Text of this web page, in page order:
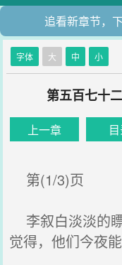
追看新章节，
字体 大 中 小
第五百七十
上一章
第(1/3)页
李叙白淡淡的
觉得，他们今夜